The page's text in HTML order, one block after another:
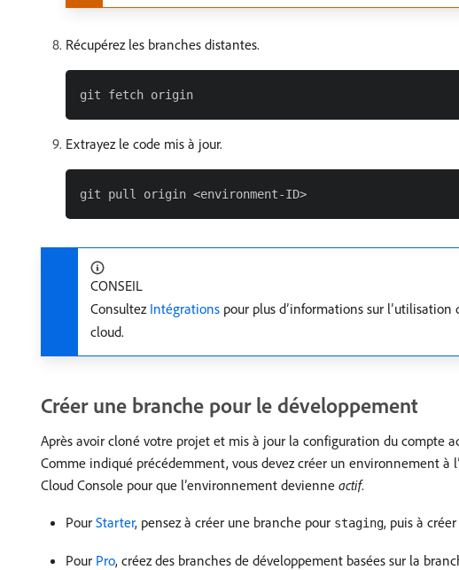
Récupérez les branches distantes.
Extrayez le code mis à jour.
CONSEIL
Consultez Intégrations pour plus d’informations sur l’utilisation
cloud.
Créer une branche pour le développement
Après avoir cloné votre projet et mis à jour la configuration du compte
Comme indiqué précédemment, vous devez créer un environnement à
Cloud Console pour que l’environnement devienne actif.
Pour Starter, pensez à créer une branche pour staging, puis à
Pour Pro, créez des branches de développement basées sur la